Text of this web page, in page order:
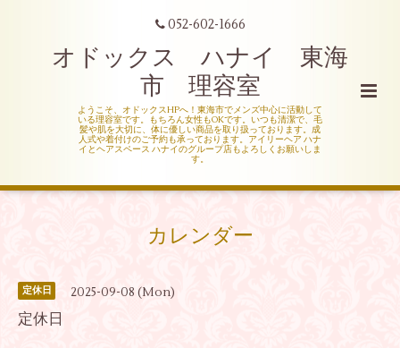
052-602-1666
オドックス ハナイ 東海
市 理容室
ようこそ、オドックスHPへ！東海市でメンズ中心に活動して
いる理容室です。もちろん女性もOKです。いつも清潔で、毛
髪や肌を大切に、体に優しい商品を取り扱っております。成
人式や着付けのご予約も承っております。アイリーヘア ハナ
イとヘアスペース ハナイのグループ店もよろしくお願いしま
す。
カレンダー
定休日 2025-09-08 (Mon)
定休日